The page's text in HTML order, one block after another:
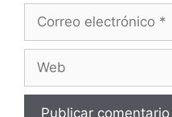
electrónico